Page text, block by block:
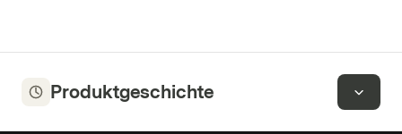
Produktgeschichte